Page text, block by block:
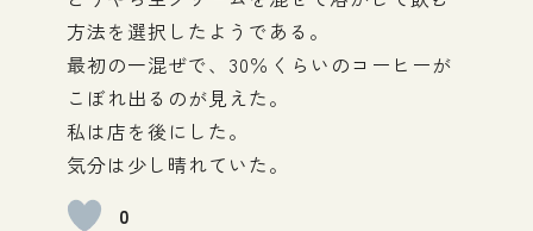
方法を選択したようである。
最初の一混ぜで、30％くらいのコーヒーが
こぼれ出るのが見えた。
私は店を後にした。
気分は少し晴れていた。
0